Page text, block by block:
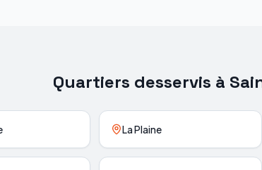
Quartiers desservis à
La Plaine